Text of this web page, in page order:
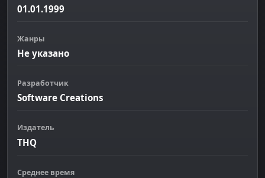
01.01.1999
Жанры
Не указано
Разработчик
Software Creations
Издатель
THQ
Среднее время